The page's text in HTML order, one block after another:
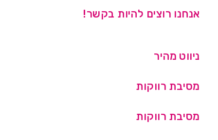
אנחנו רוצים להיות בקשר!
ניווט מהיר
מסיבת רווקות
מסיבת רווקות